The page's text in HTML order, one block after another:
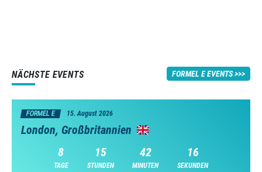
NÄCHSTE EVENTS FORMEL E EVENTS
FORMEL E 15. August 2026
London, Großbritannien
8
TAGE
15
STUNDEN
42
MINUTEN
16
SEKUNDEN